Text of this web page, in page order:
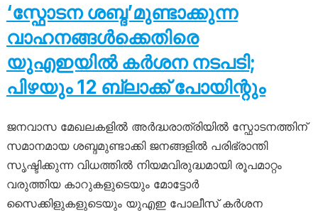
‘സ്ഫോടന ശബ്ദ’മുണ്ടാക്കുന്ന
വാഹനങ്ങൾക്കെതിരെ
യുഎഇയിൽ കർശന നടപടി;
പിഴയും 12 ബ്ലാക്ക് പോയിന്റും
ജനവാസ മേഖലകളിൽ അർദ്ധരാത്രിയിൽ സ്ഫോടനത്തിന്
സമാനമായ ശബ്ദമുണ്ടാക്കി ജനങ്ങളിൽ പരിഭ്രാന്തി
സൃഷ്ടിക്കുന്ന വിധത്തിൽ നിയമവിരുദ്ധമായി രൂപമാറ്റം
വരുത്തിയ കാറുകളുടെയും മോട്ടോർ
സൈക്കിളുകളുടെയും യുഎഇ പോലീസ് കർശന